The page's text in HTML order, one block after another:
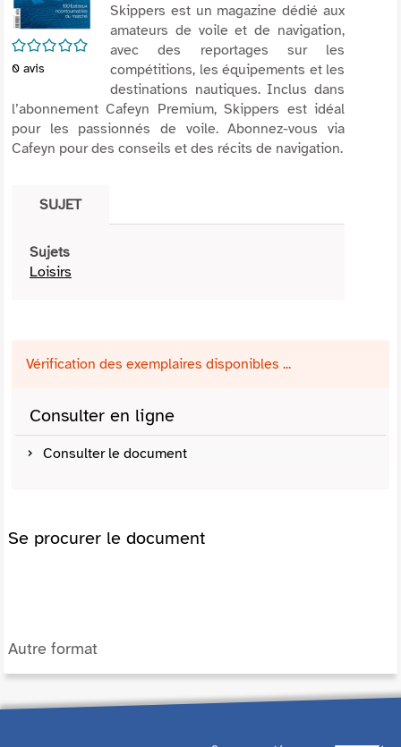
/5
0 avis
Skippers est un magazine dédié aux
amateurs de voile et de navigation,
avec des reportages sur les
compétitions, les équipements et les
destinations nautiques. Inclus dans
l’abonnement Cafeyn Premium, Skippers est idéal
pour les passionnés de voile. Abonnez-vous via
Cafeyn pour des conseils et des récits de navigation.
SUJET
Sujets
Loisirs
Vérification des exemplaires disponibles ...
Consulter en ligne
Consulter le document
Se procurer le document
Autre format